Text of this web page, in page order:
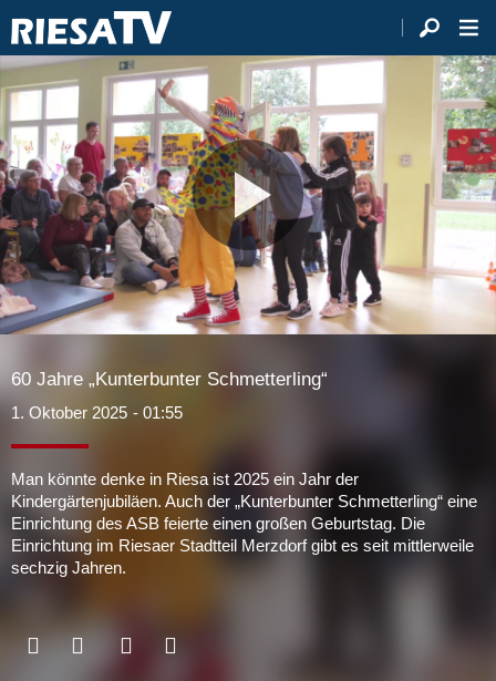
Video
60 Jahre „Kunterbunter Schmetterling“
1. Oktober 2025 - 01:55
Man könnte denke in Riesa ist 2025 ein Jahr der
Kindergärtenjubiläen. Auch der „Kunterbunter Schmetterling“ eine
Einrichtung des ASB feierte einen großen Geburtstag. Die
Einrichtung im Riesaer Stadtteil Merzdorf gibt es seit mittlerweile
sechzig Jahren.